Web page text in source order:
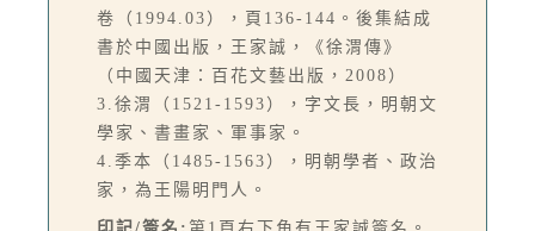
卷（1994.03），頁136-144。後集結成
書於中國出版，王家誠，《徐渭傳》
（中國天津：百花文藝出版，2008）
3.徐渭（1521-1593），字文長，明朝文
學家、書畫家、軍事家。
4.季本（1485-1563），明朝學者、政治
家，為王陽明門人。